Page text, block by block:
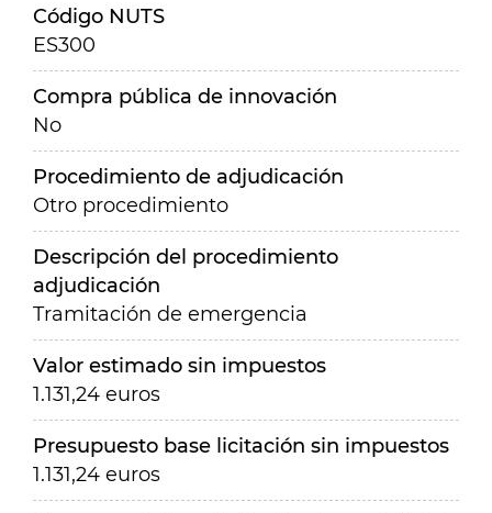
Código NUTS
ES300
Compra pública de innovación
No
Procedimiento de adjudicación
Otro procedimiento
Descripción del procedimiento
adjudicación
Tramitación de emergencia
Valor estimado sin impuestos
1.131,24 euros
Presupuesto base licitación sin impuestos
1.131,24 euros